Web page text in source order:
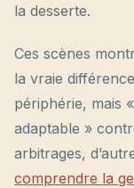
la desserte.
Ces scènes
la vraie
périphérie, mais
adaptable »
arbitrages,
comprendre la